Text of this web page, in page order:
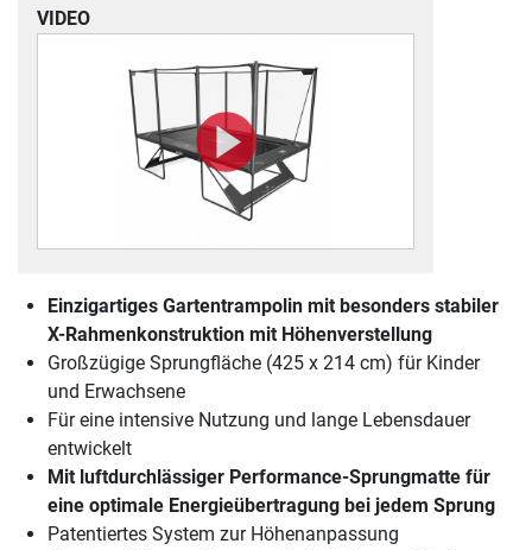
VIDEO
Einzigartiges Gartentrampolin mit besonders stabiler
X-Rahmenkonstruktion mit Höhenverstellung
Großzügige Sprungfläche (425 x 214 cm) für Kinder
und Erwachsene
Für eine intensive Nutzung und lange Lebensdauer
entwickelt
Mit luftdurchlässiger Performance-Sprungmatte für
eine optimale Energieübertragung bei jedem Sprung
Patentiertes System zur Höhenanpassung